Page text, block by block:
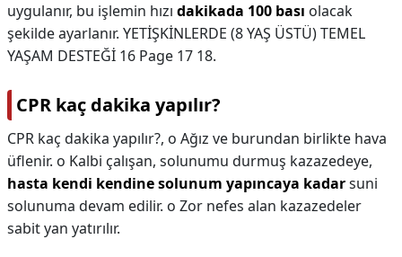
uygulanır, bu işlemin hızı dakikada 100 bası olacak
şekilde ayarlanır. YETİŞKİNLERDE (8 YAŞ ÜSTÜ) TEMEL
YAŞAM DESTEĞİ 16 Page 17 18.
CPR kaç dakika yapılır?
CPR kaç dakika yapılır?, o Ağız ve burundan birlikte hava
üflenir. o Kalbi çalışan, solunumu durmuş kazazedeye,
hasta kendi kendine solunum yapıncaya kadarsuni
solunuma devam edilir. o Zor nefes alan kazazedeler
sabit yan yatırılır.